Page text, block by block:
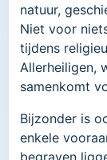
natuur,
Niet voor
tijdens
Allerheiligen,
samenkomt
Bijzonder is
enkele
begraven